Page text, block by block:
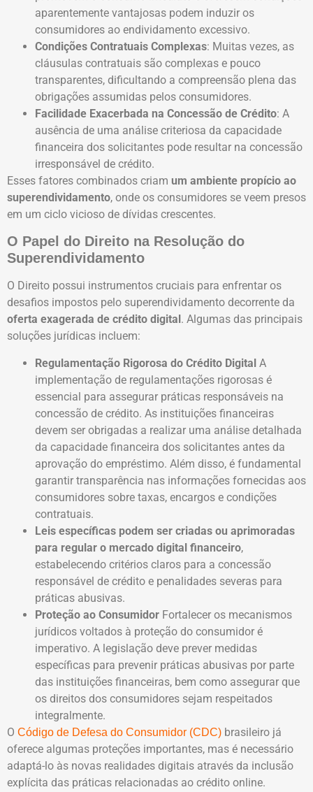
aparentemente vantajosas podem induzir os
consumidores ao endividamento excessivo.
Condições Contratuais Complexas: Muitas vezes, as
cláusulas contratuais são complexas e pouco
transparentes, dificultando a compreensão plena das
obrigações assumidas pelos consumidores.
Facilidade Exacerbada na Concessão de Crédito: A
ausência de uma análise criteriosa da capacidade
financeira dos solicitantes pode resultar na concessão
irresponsável de crédito.
Esses fatores combinados criam um ambiente propício ao
superendividamento, onde os consumidores se veem presos
em um ciclo vicioso de dívidas crescentes.
O Papel do Direito na Resolução do
Superendividamento
O Direito possui instrumentos cruciais para enfrentar os
desafios impostos pelo superendividamento decorrente da
oferta exagerada de crédito digital . Algumas das principais
soluções jurídicas incluem:
Regulamentação Rigorosa do Crédito Digital A
implementação de regulamentações rigorosas é
essencial para assegurar práticas responsáveis na
concessão de crédito. As instituições financeiras
devem ser obrigadas a realizar uma análise detalhada
da capacidade financeira dos solicitantes antes da
aprovação do empréstimo. Além disso, é fundamental
garantir transparência nas informações fornecidas aos
consumidores sobre taxas, encargos e condições
contratuais.
Leis específicas podem ser criadas ou aprimoradas
para regular o mercado digital financeiro,
estabelecendo critérios claros para a concessão
responsável de crédito e penalidades severas para
práticas abusivas.
Proteção ao Consumidor Fortalecer os mecanismos
jurídicos voltados à proteção do consumidor é
imperativo. A legislação deve prever medidas
específicas para prevenir práticas abusivas por parte
das instituições financeiras, bem como assegurar que
os direitos dos consumidores sejam respeitados
integralmente.
O Código de Defesa do Consumidor (CDC) brasileiro já
oferece algumas proteções importantes, mas é necessário
adaptá-lo às novas realidades digitais através da inclusão
explícita das práticas relacionadas ao crédito online.